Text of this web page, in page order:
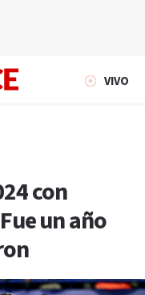
VIVO
con
un año